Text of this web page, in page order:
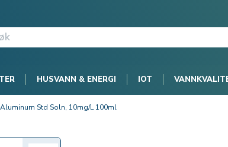
HUSVANN & ENERGI IOT
Aluminum Std Soln, 10mg/L 100ml